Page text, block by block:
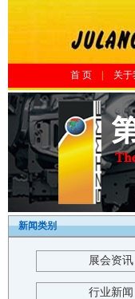
首 页 关于
新闻类别
展会资讯
行业新闻